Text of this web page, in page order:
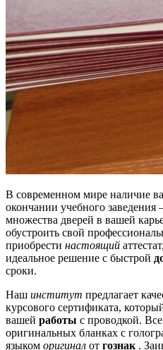
В современном мире наличие
окончании учебного
множества дверей в вашей
обустроить свой
приобрести настоящий
идеальное решение с быстрой
сроки.
Наш институт предлагает
курсового сертификата,
вашей работы с проводкой. Все
оригинальных бланках с
языком оригинал от гознак .